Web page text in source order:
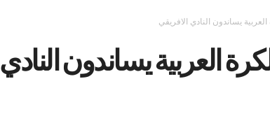
يساندون النادي الافريقي
العربية يساندون النادي